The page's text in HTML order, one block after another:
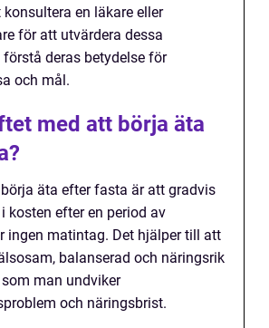
en läkare eller
för att utvärdera dessa
deras betydelse för
och mål.
med att börja äta
äta efter fasta är att gradvis
kosten efter en period av
ingen matintag. Det hjälper till att
balanserad och näringsrik
man undviker
och näringsbrist.